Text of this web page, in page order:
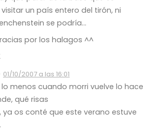
un país entero del tirón, ni
se podría…
por los halagos ^^
01/10/2007 a las 16:01
menos cuando morri vuelve lo hace
qué risas
ya os conté que este verano estuve